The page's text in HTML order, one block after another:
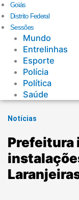
Goiás
Distrito Federal
Sessões
Mundo
Entrelinhas
Esporte
Polícia
Política
Saúde
Notícias
Prefeitura